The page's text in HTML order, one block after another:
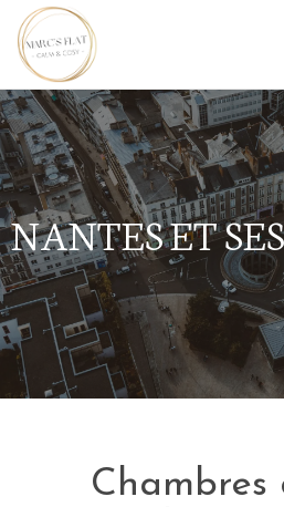
NANTES ET
Chambres